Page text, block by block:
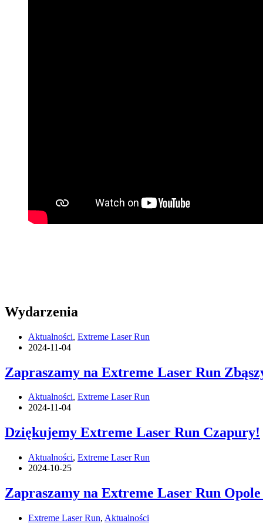
Wydarzenia
Aktualności, Extreme Laser Run
2024-11-04
Zapraszamy na Extreme Laser Run
Aktualności, Extreme Laser Run
2024-11-04
Dziękujemy Extreme Laser Run Czapury!
Aktualności, Extreme Laser Run
2024-10-25
Zapraszamy na Extreme Laser Run
Extreme Laser Run, Aktualności